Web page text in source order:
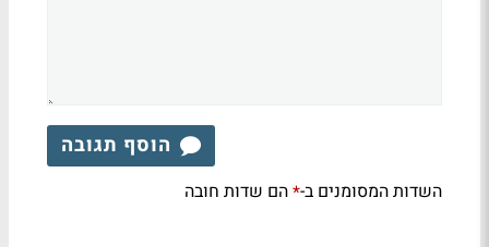
הוסף תגובה
השדות המסומנים ב-*הם שדות חובה